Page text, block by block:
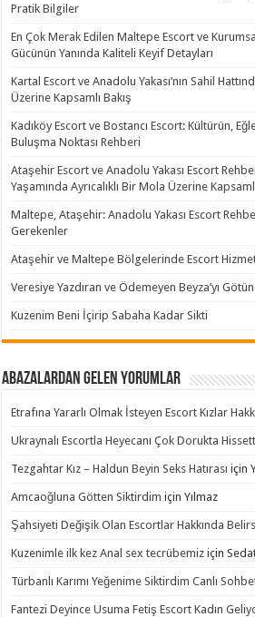
Pratik Bilgiler
En Çok Merak Edilen Maltepe Escort ve
Gücünün Yanında Kaliteli Keyif Detayları
Kartal Escort ve Anadolu Yakası’nın Sahil
Üzerine Kapsamlı Bakış
Kadıköy Escort ve Bostancı Escort: Kültürün,
Buluşma Noktası Rehberi
Ataşehir Escort ve Anadolu Yakası Escort
Yaşamında Ayrıcalıklı Bir Mola Üzerine
Maltepe, Ataşehir: Anadolu Yakası Escort
Gerekenler
Ataşehir ve Maltepe Bölgelerinde Escort
Veresiye Yazdıran ve Ödemeyen Beyza’yı
Kuzenim Beni İçirip Sabaha Kadar Sikti
Abazalardan Gelen Yorumlar
Etrafına Yararlı Olmak İsteyen Escort Kızlar
Ukraynalı Escortla Heyecanı Çok Dorukta
Tezgahtar Kız – Haldun Beyin Seks Hatırası için
Amcaoğluna Götten Siktirdim içinYılmaz
Şahsiyeti Değişik Olan Escortlar Hakkında
Kuzenimle ilk kez Anal sex tecrübemiz için
Türbanlı Karımı Yeğenime Siktirdim Canlı
Fantezi Deyince Usuma Fetiş Escort Kadın